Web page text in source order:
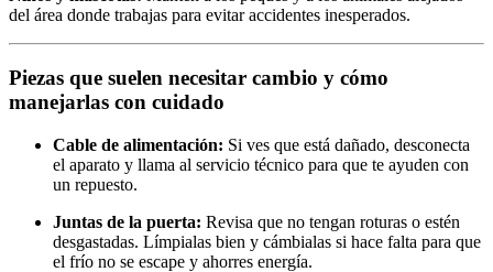
del área donde trabajas para evitar accidentes inesperados.
Piezas que suelen necesitar cambio y cómo
manejarlas con cuidado
Cable de alimentación: Si ves que está dañado, desconecta
el aparato y llama al servicio técnico para que te ayuden con
un repuesto.
Juntas de la puerta: Revisa que no tengan roturas o estén
desgastadas. Límpialas bien y cámbialas si hace falta para que
el frío no se escape y ahorres energía.